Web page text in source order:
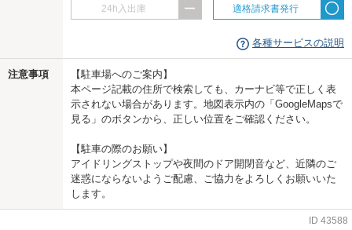
24h入出庫 適格請求書発行
各種サービスの説明
注意事項
【駐車場へのご案内】
本ページ記載の住所で検索しても、カーナビ等で正しく表
示されない場合があります。地図表示内の「GoogleMapsで
見る」のボタンから、正しい位置をご確認ください。
【駐車の際のお願い】
アイドリングストップや夜間のドア開閉音など、近隣のご
迷惑にならないようご配慮、ご協力をよろしくお願いいた
します。
ID 43588